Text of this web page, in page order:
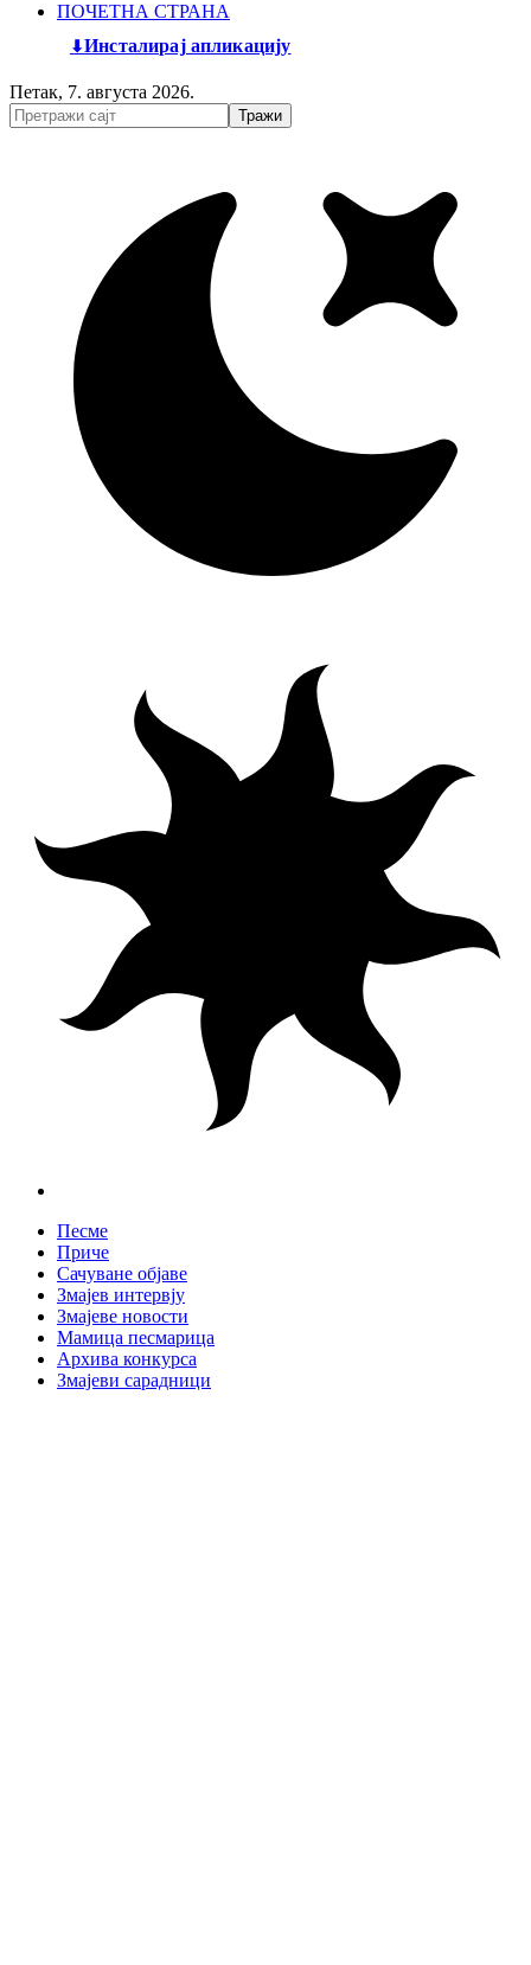
ПОЧЕТНА СТРАНА
Инсталирај апликацију
Петак, 7. августа 2026.
Песме
Приче
Сачуване објаве
Змајев интервју
Змајеве новости
Мамица песмарица
Архива конкурса
Змајеви сарадници